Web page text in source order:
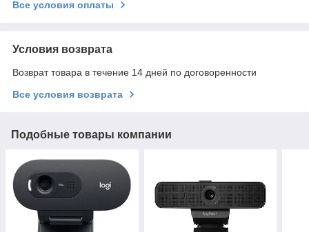
Все условия оплаты
Условия возврата
Возврат товара в течение 14 дней по договоренности
Все условия возврата
Подобные товары компании